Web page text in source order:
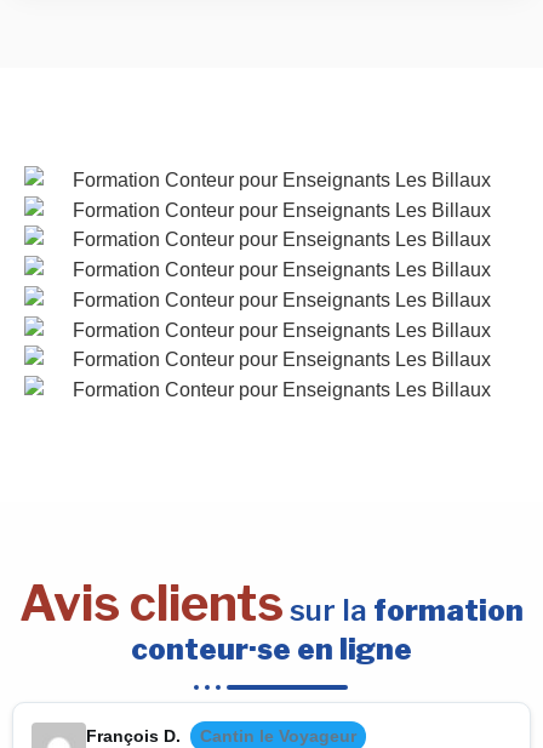
Avis clients sur la formation
conteur·se en ligne
François D.
Cantin le Voyageur